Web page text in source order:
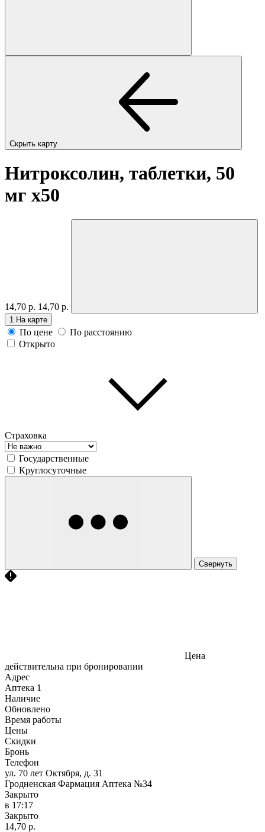
Скрыть карту
Нитроксолин, таблетки, 50
мг x50
14,70 р. 14,70 р.
1 На карте
По цене
По расстоянию
Открыто
Страховка
Государственные
Круглосуточные
Свернуть
Цена
действительна при бронировании
Адрес
Аптека 1
Наличие
Обновлено
Время работы
Цены
Скидки
Бронь
Телефон
ул. 70 лет Октября, д. 31
Гродненская Фармация Аптека №34
Закрыто
в 17:17
Закрыто
14,70 р.